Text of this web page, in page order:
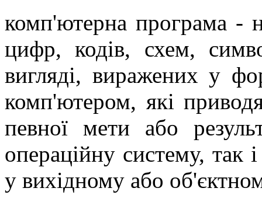
комп'ютерна програма -
цифр, кодів, схем,
вигляді, виражених у
комп'ютером, які
певної мети або
операційну систему, так
у вихідному або